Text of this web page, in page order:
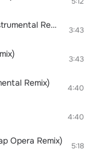
Gods Of Fear (The Soap Opera Instrumental Remix) 3:43
3:43
Remix) 4:40
4:40
Opera Remix) 5:18